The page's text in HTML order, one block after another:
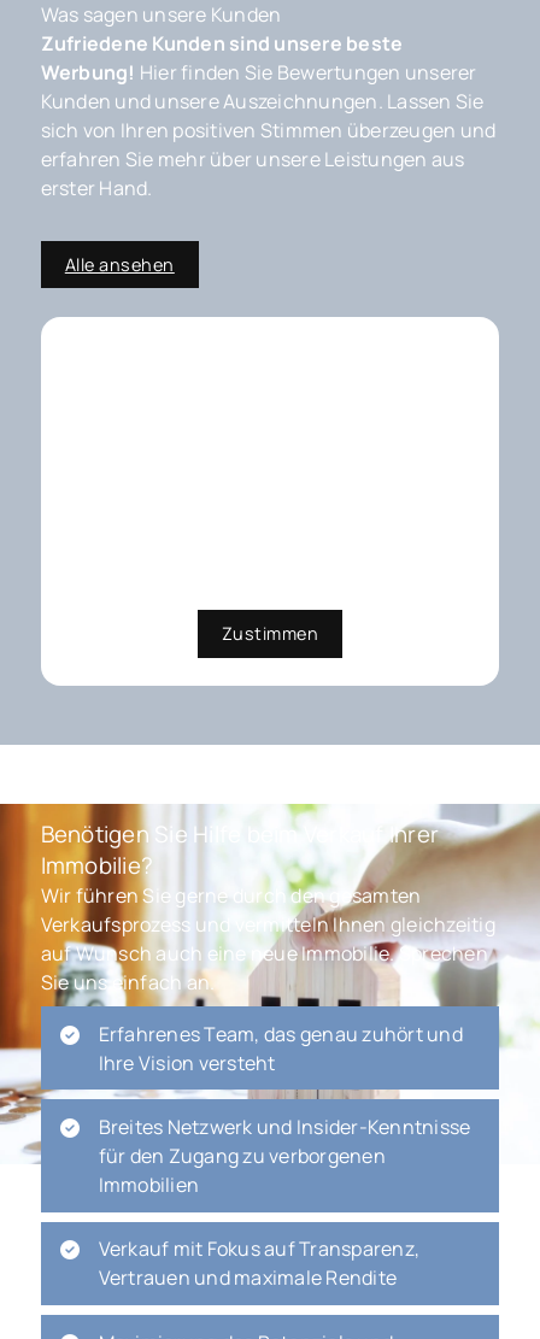
Was sagen unsere Kunden
Zufriedene Kunden sind unsere beste
Werbung! Hier finden Sie Bewertungen unserer
Kunden und unsere Auszeichnungen. Lassen Sie
sich von Ihren positiven Stimmen überzeugen und
erfahren Sie mehr über unsere Leistungen aus
erster Hand.
Alle ansehen
Zustimmen
Benötigen Sie Hilfe beim Verkauf Ihrer
Immobilie?
Wir führen Sie gerne durch den gesamten
Verkaufsprozess und vermitteln Ihnen gleichzeitig
auf Wunsch auch eine neue Immobilie. Sprechen
Sie uns einfach an.
Erfahrenes Team, das genau zuhört und
Ihre Vision versteht
Breites Netzwerk und Insider-Kenntnisse
für den Zugang zu verborgenen
Immobilien
Verkauf mit Fokus auf Transparenz,
Vertrauen und maximale Rendite